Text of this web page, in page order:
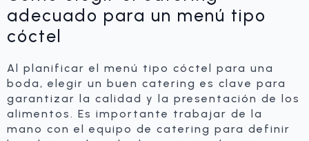
adecuado para un menú tipo
cóctel
Al planificar el menú tipo cóctel para una
boda, elegir un buen catering es clave para
garantizar la calidad y la presentación de los
alimentos. Es importante trabajar de la
mano con el equipo de catering para definir